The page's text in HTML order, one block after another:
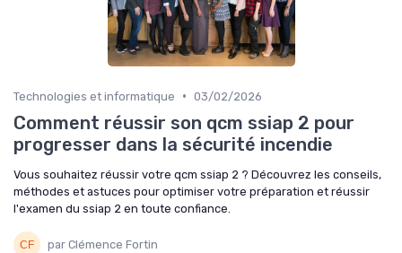
Technologies et informatique • 03/02/2026
Comment réussir son qcm ssiap 2 pour
progresser dans la sécurité incendie
Vous souhaitez réussir votre qcm ssiap 2 ? Découvrez les conseils,
méthodes et astuces pour optimiser votre préparation et réussir
l'examen du ssiap 2 en toute confiance.
par Clémence Fortin